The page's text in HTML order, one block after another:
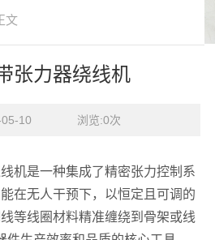
文
张力器绕线机
05-10    浏览:0次
机是一种集成了精密张力控制系
在无人干预下，以恒定且可调的
等线圈材料精准缠绕到骨架或线